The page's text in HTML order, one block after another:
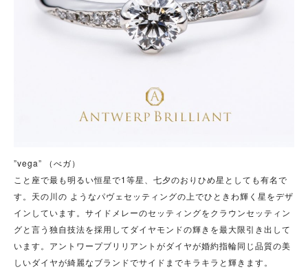
”vega” （べガ）
こと座で最も明るい恒星で1等星、七夕のおりひめ星としても有名で
す。天の川の ようなパヴェセッティングの上でひときわ輝く星をデザ
インしています。サイドメレーのセッティングをクラウンセッティン
グと言う独自技法を採用してダイヤモンドの輝きを最大限引き出して
います。アントワープブリリアントがダイヤが婚約指輪同じ品質の美
しいダイヤが綺麗なブランドでサイドまでキラキラと輝きます。